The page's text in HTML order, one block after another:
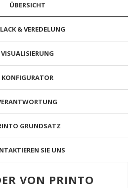
ÜBERSICHT
& VEREDELUNG
VISUALISIERUNG
KONFIGURATOR
GRUNDSATZ
SIE UNS
VON PRINTO